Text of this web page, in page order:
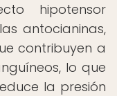
hipotensor
antocianinas,
contribuyen a
lo que
la presión